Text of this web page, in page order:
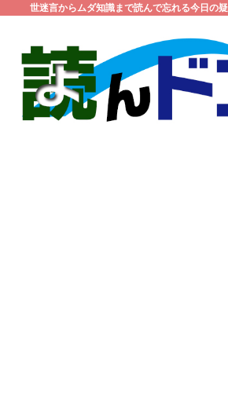
世迷言からムダ知識まで読んで忘れる今日の